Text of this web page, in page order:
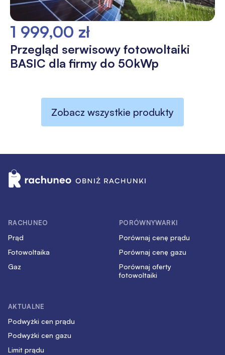
1 999,00 zł
Przegląd serwisowy fotowoltaiki
BASIC dla firmy do 50kWp
Zobacz wszystkie produkty
RACHUNEO
Prąd
Fotowoltaika
Gaz
PORÓWNYWARKI
Porównaj cenę prądu
Porównaj cenę gazu
Porównaj oferty
fotowoltaiki
AKTUALNE
Podwyżki cen prądu
Podwyżki cen gazu
Limit prądu